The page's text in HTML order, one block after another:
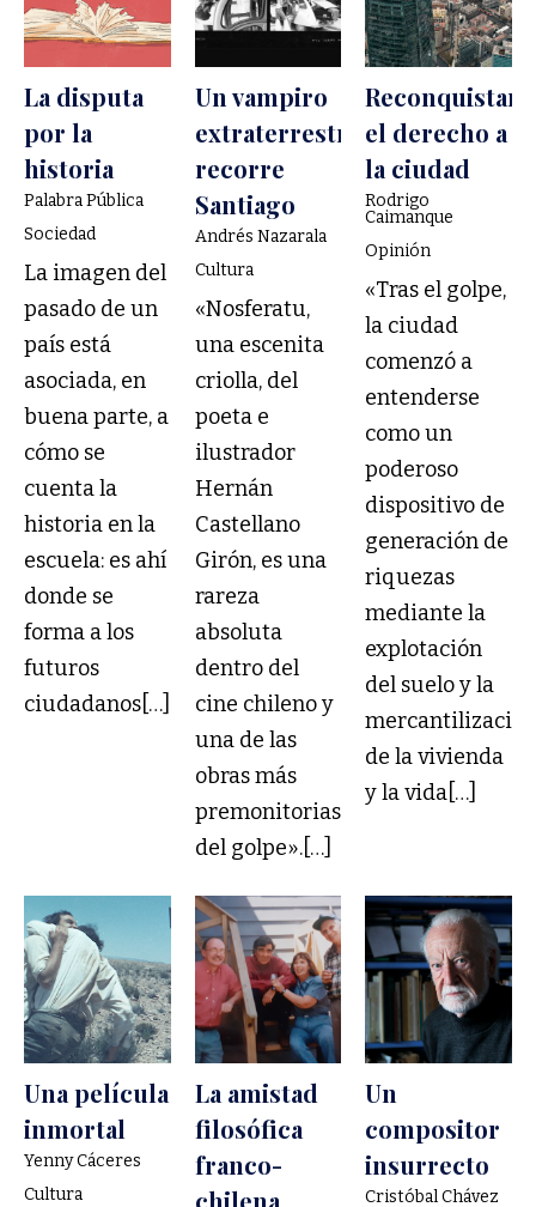
La disputa
por la
historia
Palabra Pública
Sociedad
La imagen del
pasado de un
país está
asociada, en
buena parte, a
cómo se
cuenta la
historia en la
escuela: es ahí
donde se
forma a los
futuros
ciudadanos[…]
Un vampiro
extraterrestre
recorre
Santiago
Andrés Nazarala
Cultura
«Nosferatu,
una escenita
criolla, del
poeta e
ilustrador
Hernán
Castellano
Girón, es una
rareza
absoluta
dentro del
cine chileno y
una de las
obras más
premonitorias
del golpe».[…]
Reconquistar
el derecho a
la ciudad
Rodrigo
Caimanque
Opinión
«Tras el golpe,
la ciudad
comenzó a
entenderse
como un
poderoso
dispositivo de
generación de
riquezas
mediante la
explotación
del suelo y la
de la vivienda
y la vida[…]
Una película
inmortal
Yenny Cáceres
Cultura
La amistad
filosófica
franco-
Un
compositor
insurrecto
Cristóbal Chávez